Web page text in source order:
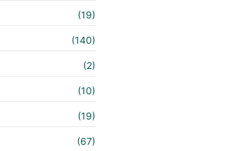
(19)
(140)
(2)
(10)
(19)
(67)